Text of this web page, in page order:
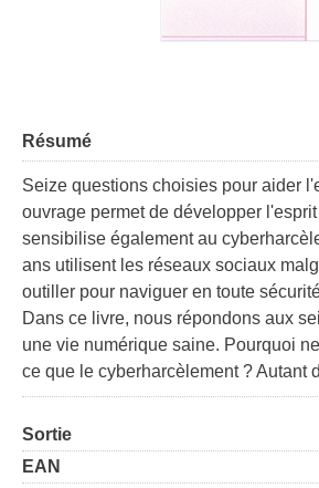
Résumé
Seize questions choisies pour aider
ouvrage permet de développer
sensibilise également au
ans utilisent les réseaux sociaux
outiller pour naviguer en toute
Dans ce livre, nous répondons aux
une vie numérique saine. Pourquoi
ce que le cyberharcèlement ? Autant
Sortie
EAN